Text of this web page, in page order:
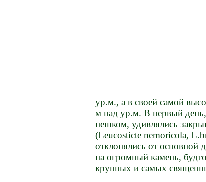
ур.м., а в своей самой
м над ур.м. В первый
пешком, удивлялись
(Leucosticte nemoricola,
отклонялись от основной
на огромный камень,
крупных и самых